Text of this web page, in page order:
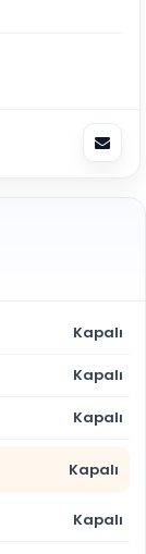
Kapalı
Kapalı
Kapalı
Kapalı
Kapalı